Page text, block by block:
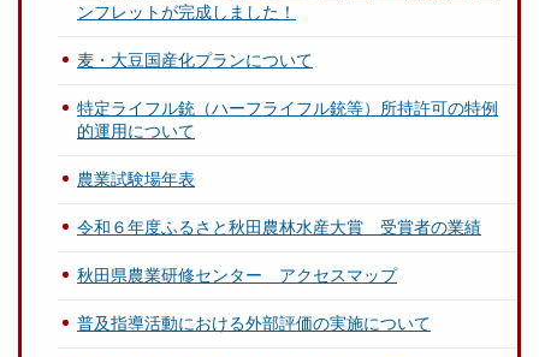
ンフレットが完成しました！
麦・大豆国産化プランについて
特定ライフル銃（ハーフライフル銃等）所持許可の特例
的運用について
農業試験場年表
令和６年度ふるさと秋田農林水産大賞 受賞者の業績
秋田県農業研修センター アクセスマップ
普及指導活動における外部評価の実施について